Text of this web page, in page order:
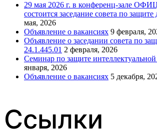
29 мая 2026 г. в конференц-зале
состоится заседание совета по защите
мая, 2026
Объявление о вакансиях 9 февраля,
Объявление о заседании совета по
24.1.445.01 2 февраля, 2026
Семинар по защите интеллектуальной
января, 2026
Объявление о вакансиях 5 декабря,
Ссылки